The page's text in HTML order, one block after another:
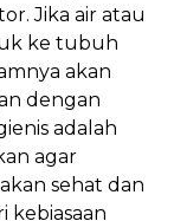
Jika air atau
ke tubuh
akan
dengan
adalah
agar
sehat dan
kebiasaan